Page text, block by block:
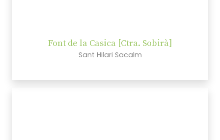
Font de la Casica [Ctra. Sobirà]
Sant Hilari Sacalm